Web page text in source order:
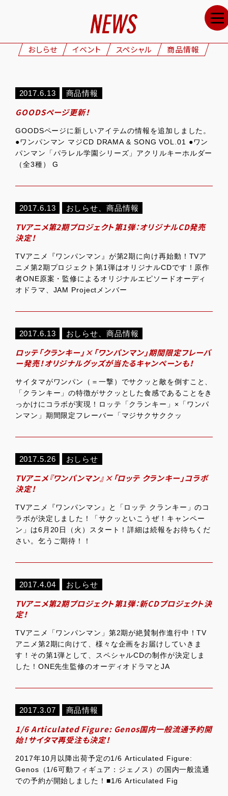
NEWS
STAFF&CAST
CHARACTERS
GOODS
MOVIE
GALLERY
おしらせ イベント スペシャル 商品情報
2017.6.13 商品情報
GOODSページ更新！
GOODSページに新しいアイテムの情報を追加しました。
●ワンパンマン マジCD DRAMA & SONG VOL.01 ●ワン
パンマン「パラレル学園シリーズ」アクリルキーホルダー
（全3種） G
2017.6.13 おしらせ 、商品情報
TVアニメ第2期プロジェクト第1弾：オリジナルCD発売
決定！
TVアニメ『ワンパンマン』が第2期に向け再始動！TVア
ニメ第2期プロジェクト第1弾はオリジナルCDです！原作
者ONE原案・監修によるオリジナルエピソードオーディ
オドラマ、JAM Projectメンバー
2017.6.13 おしらせ 、商品情報
ロッテ「クランキー」×「ワンパンマン」期間限定フレーバ
ー発売！オリジナルグッズが当たるキャンペーンも！
サイタマがワンパン（＝一撃）でサクッと敵を倒すこと、
「クランキー」の特徴がサクッとした食感であることをき
っかけにコラボが実現！ロッテ「クランキー」×「ワンパ
ンマン」期間限定フレーバー「マジサクサククッ
2017.5.26 おしらせ
TVアニメ『ワンパンマン』×「ロッテ クランキー」コラボ
決定！
TVアニメ『ワンパンマン』と「ロッテ クランキー」のコ
ラボが決定しました！「サクッといこうぜ！キャンペー
ン」は6月20日（火）スタート！詳細は続報をお待ちくだ
さい。乞うご期待！！
2017.4.04 おしらせ
TVアニメ第2期プロジェクト第1弾：新CDプロジェクト決
定！
TVアニメ「ワンパンマン」第2期が絶賛制作進行中！TV
アニメ第2期に向けて、様々な企画をお届けしていきま
す！その第1弾として、スペシャルCDの制作が決定しま
した！ONE先生監修のオーディオドラマとJA
2017.3.07 商品情報
1/6 Articulated Figure: Genos国内一般流通予約開
始！サイタマ再受注も決定！
2017年10月以降出荷予定の1/6 Articulated Figure:
Genos（1/6可動フィギュア：ジェノス）の国内一般流通
での予約が開始しました！■1/6 Articulated Fig